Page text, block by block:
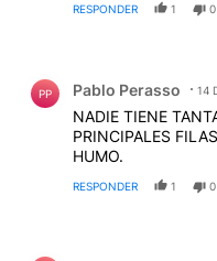
RESPONDER 1 0
PP Pablo Perasso 14
NADIE TIENE
PRINCIPALES
HUMO.
RESPONDER 1 0